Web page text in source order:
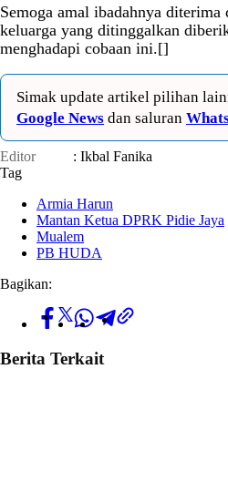
Semoga amal ibadahnya
keluarga yang ditinggalkan
menghadapi cobaan ini.[]
Simak update artikel pilihan
Google News dan saluran
Editor
: Ikbal Fanika
Tag
Armia Harun
Mantan Ketua DPRK Pidie Jaya
Mualem
PB HUDA
Bagikan:
Berita Terkait